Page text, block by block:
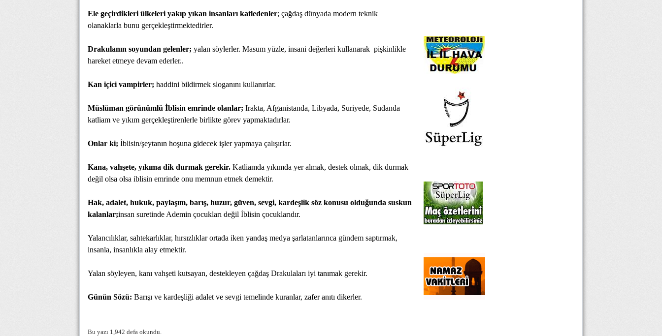
Ele geçirdikleri ülkeleri yakıp yıkan insanları katledenler; çağdaş dünyada modern teknik
olanaklarla bunu gerçekleştirmektedirler.
Drakulanın soyundan gelenler; yalan söylerler. Masum yüzle, insani değerleri kullanarak pişkinlikle
hareket etmeye devam ederler..
Kan içici vampirler; haddini bildirmek sloganını kullanırlar.
Müslüman görünümlü İblisin emrinde olanlar; Irakta, Afganistanda, Libyada, Suriyede, Sudanda
katliam ve yıkım gerçekleştirenlerle birlikte görev yapmaktadırlar.
Onlar ki; İblisin/şeytanın hoşuna gidecek işler yapmaya çalışırlar.
Kana, vahşete, yıkıma dik durmak gerekir. Katliamda yıkımda yer almak, destek olmak, dik durmak
değil olsa olsa iblisin emrinde onu memnun etmek demektir.
Hak, adalet, hukuk, paylaşım, barış, huzur, güven, sevgi, kardeşlik söz konusu olduğunda suskun
kalanlar;insan suretinde Ademin çocukları değil İblisin çocuklarıdır.
Yalancılıklar, sahtekarlıklar, hırsızlıklar ortada iken yandaş medya şarlatanlarınca gündem saptırmak,
insanla, insanlıkla alay etmektir.
Yalan söyleyen, kanı vahşeti kutsayan, destekleyen çağdaş Drakulaları iyi tanımak gerekir.
Günün Sözü: Barışı ve kardeşliği adalet ve sevgi temelinde kuranlar, zafer anıtı dikerler.
Bu yazı 1,942 defa okundu.